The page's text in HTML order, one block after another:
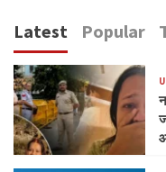
Latest Popular